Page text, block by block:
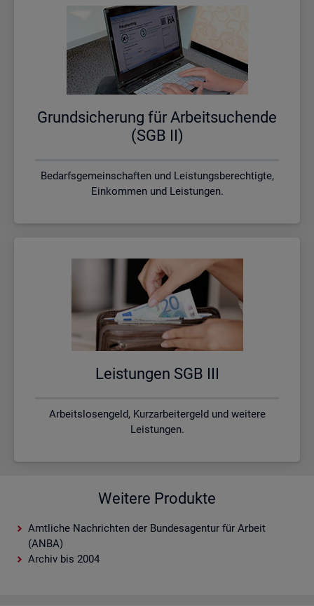
Grund­si­che­rung für Ar­beit­su­chen­de
(SGB II)
Bedarfsgemeinschaften und Leistungsberechtigte,
Einkommen und Leistungen.
Leis­tun­gen SGB III
Arbeitslosengeld, Kurzarbeitergeld und weitere
Leistungen.
Weitere Produkte
Amtliche Nachrichten der Bundesagentur für Arbeit
(ANBA)
Archiv bis 2004